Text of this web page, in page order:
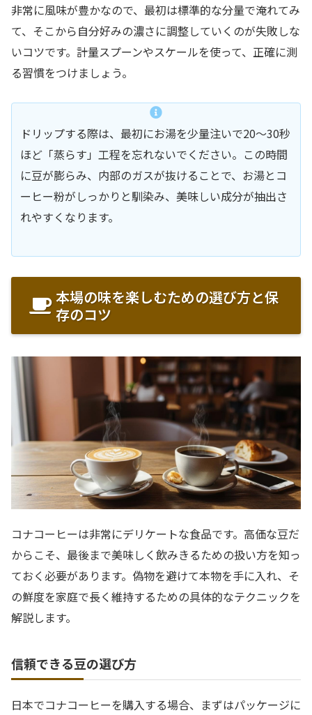
非常に風味が豊かなので、最初は標準的な分量で淹れてみ
て、そこから自分好みの濃さに調整していくのが失敗しな
いコツです。計量スプーンやスケールを使って、正確に測
る習慣をつけましょう。
ドリップする際は、最初にお湯を少量注いで20〜30秒
ほど「蒸らす」工程を忘れないでください。この時間
に豆が膨らみ、内部のガスが抜けることで、お湯とコ
ーヒー粉がしっかりと馴染み、美味しい成分が抽出さ
れやすくなります。
本場の味を楽しむための選び方と保
存のコツ
コナコーヒーは非常にデリケートな食品です。高価な豆だ
からこそ、最後まで美味しく飲みきるための扱い方を知っ
ておく必要があります。偽物を避けて本物を手に入れ、そ
の鮮度を家庭で長く維持するための具体的なテクニックを
解説します。
信頼できる豆の選び方
日本でコナコーヒーを購入する場合、まずはパッケージに